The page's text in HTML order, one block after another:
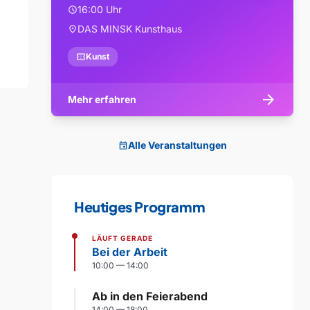
schedule16:00 Uhr
location_onDAS MINSK Kunsthaus
confirmation_numberKunst
Mehr erfahren arrow_forward
eventAlle Veranstaltungen
Heutiges Programm
LÄUFT GERADE
Bei der Arbeit
10:00 — 14:00
Ab in den Feierabend